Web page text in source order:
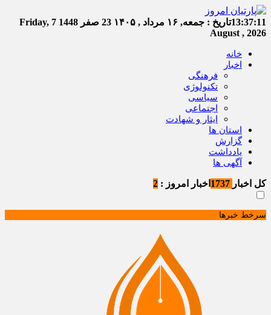
13:37:12تاریخ : جمعه, ۱۶ مرداد , ۱۴۰۵ 23 صفر 1448
Friday, 7
August , 2026
خانه
اخبار
فرهنگی
تکنولوژی
سیاسی
اجتماعی
ایثار و شهادت
استان ها
گزارش
یادداشت
آگهی ها
کل اخبار اخبار امروز : 2
سرخط خبرها